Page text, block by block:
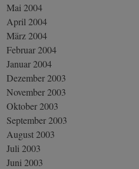
Mai 2004
April 2004
März 2004
Februar 2004
Januar 2004
Dezember 2003
November 2003
Oktober 2003
September 2003
August 2003
Juli 2003
Juni 2003